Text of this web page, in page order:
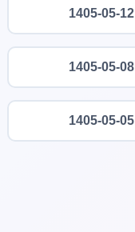
1405-05-12
1405-05-08
1405-05-05